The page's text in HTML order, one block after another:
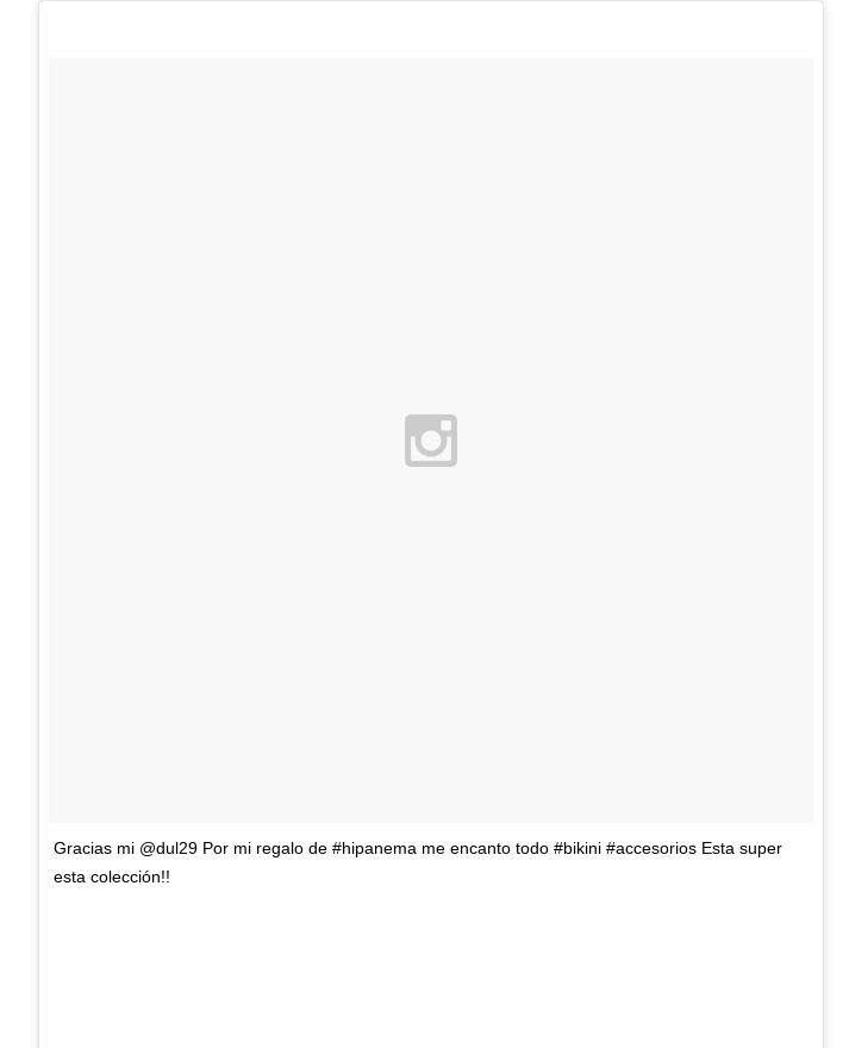
Gracias mi @dul29 Por mi regalo de #hipanema me encanto todo #bikini #accesorios Esta super
esta colección!!